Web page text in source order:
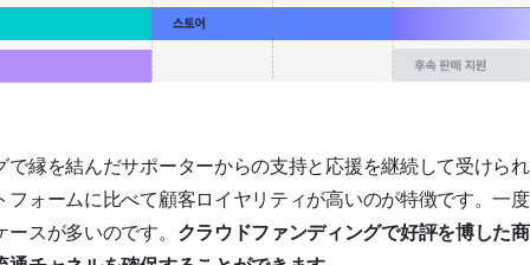
で縁を結んだサポーターからの支持と応援を継続して受けら
フォームに比べて顧客ロイヤリティが高いのが特徴です。一
スが多いのです。 クラウドファンディングで好評を博した